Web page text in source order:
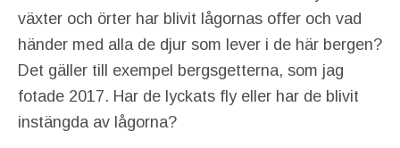
växter och örter har blivit lågornas offer och vad
händer med alla de djur som lever i de här bergen?
Det gäller till exempel bergsgetterna, som jag
fotade 2017. Har de lyckats fly eller har de blivit
instängda av lågorna?